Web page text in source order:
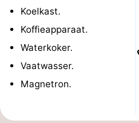
Wadlopen
Eten
en
drinken
Nachtleven
Zeehonden
Vuurtoren
Koelkast.
Koffieapparaat.
Waterkoker.
Vaatwasser.
Magnetron.